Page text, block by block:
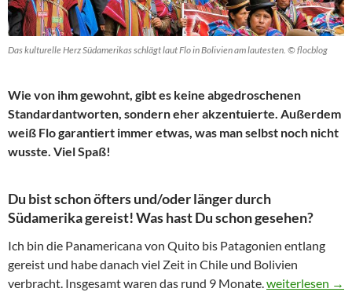
Das kulturelle Herz Südamerikas schlägt laut Flo in Bolivien am lautesten. © flocblog
Wie von ihm gewohnt, gibt es keine abgedroschenen
Standardantworten, sondern eher akzentuierte. Außerdem
weiß Flo garantiert immer etwas, was man selbst noch nicht
wusste. Viel Spaß!
Du bist schon öfters und/oder länger durch
Südamerika gereist! Was hast Du schon gesehen?
Ich bin die Panamericana von Quito bis Patagonien entlang
gereist und habe danach viel Zeit in Chile und Bolivien
verbracht. Insgesamt waren das rund 9 Monate. Inka-Stadt
weiterlesen →